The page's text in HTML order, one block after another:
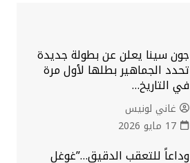
جون سينا يعلن عن بطولة جديدة
تحدد الجماهير بطلها لأول مرة
في التاريخ…
غاني لونيس
17 مايو 2026
وداعاً للتعقب الدقيق…”غوغل